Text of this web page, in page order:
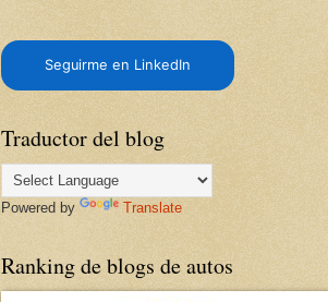
Seguirme en LinkedIn
Traductor del blog
Powered by Translate
Ranking de blogs de autos